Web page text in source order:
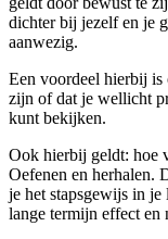
dichter bij jezelf en je
aanwezig.
Een voordeel hierbij is
zijn of dat je wellicht
kunt bekijken.
Ook hierbij geldt: hoe
Oefenen en herhalen.
je het stapsgewijs in
lange termijn effect en